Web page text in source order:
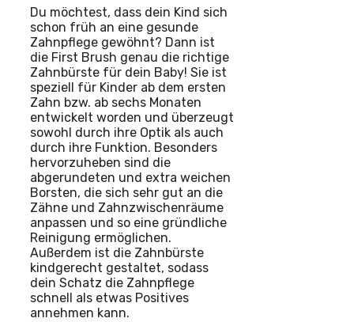
Du möchtest, dass dein Kind sich
schon früh an eine gesunde
Zahnpflege gewöhnt? Dann ist
die First Brush genau die richtige
Zahnbürste für dein Baby! Sie ist
speziell für Kinder ab dem ersten
Zahn bzw. ab sechs Monaten
entwickelt worden und überzeugt
sowohl durch ihre Optik als auch
durch ihre Funktion. Besonders
hervorzuheben sind die
abgerundeten und extra weichen
Borsten, die sich sehr gut an die
Zähne und Zahnzwischenräume
anpassen und so eine gründliche
Reinigung ermöglichen.
Außerdem ist die Zahnbürste
kindgerecht gestaltet, sodass
dein Schatz die Zahnpflege
schnell als etwas Positives
annehmen kann.